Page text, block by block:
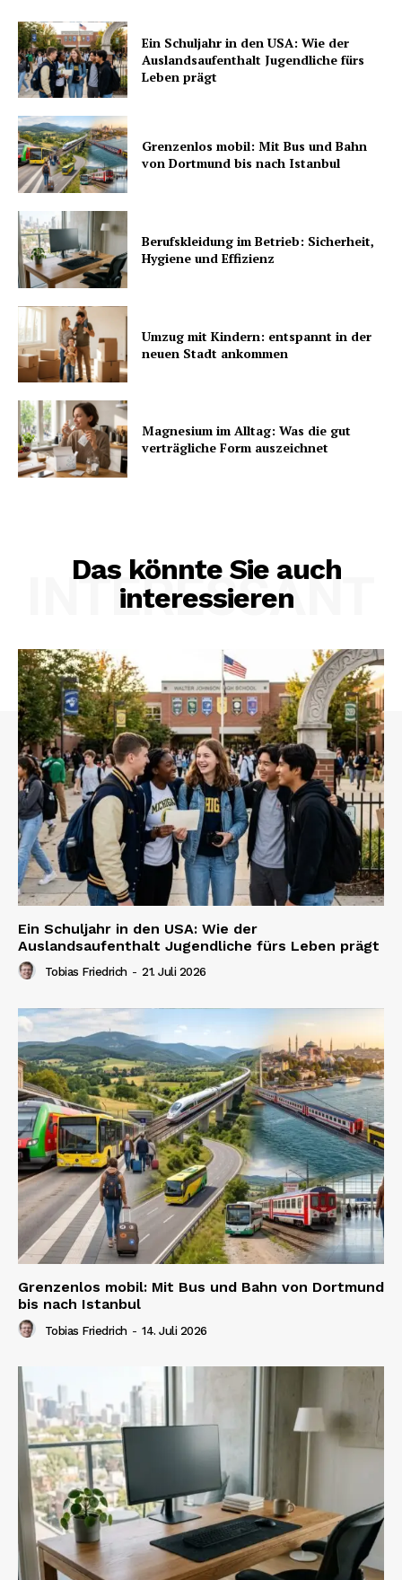
Ein Schuljahr in den USA: Wie der
Auslandsaufenthalt Jugendliche fürs
Leben prägt
Grenzenlos mobil: Mit Bus und Bahn
von Dortmund bis nach Istanbul
Berufskleidung im Betrieb: Sicherheit,
Hygiene und Effizienz
Umzug mit Kindern: entspannt in der
neuen Stadt ankommen
Magnesium im Alltag: Was die gut
verträgliche Form auszeichnet
Das könnte Sie auch
interessieren
INTERESSANT
Ein Schuljahr in den USA: Wie der
Auslandsaufenthalt Jugendliche fürs Leben prägt
Tobias Friedrich - 21. Juli 2026
Grenzenlos mobil: Mit Bus und Bahn von Dortmund
bis nach Istanbul
Tobias Friedrich - 14. Juli 2026